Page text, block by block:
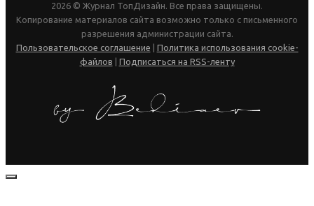
2026 © Журнал ТопДизайн. Все права защищены.
Копирование материалов сайта возможно только с письменного
разрешения администрации сайта.
Пользовательское соглашение
Политика использования cookie-
файлов
Подписаться на RSS-ленту